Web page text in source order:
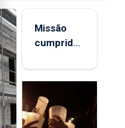
Missão
cumprida:
açorianos
após
missão na